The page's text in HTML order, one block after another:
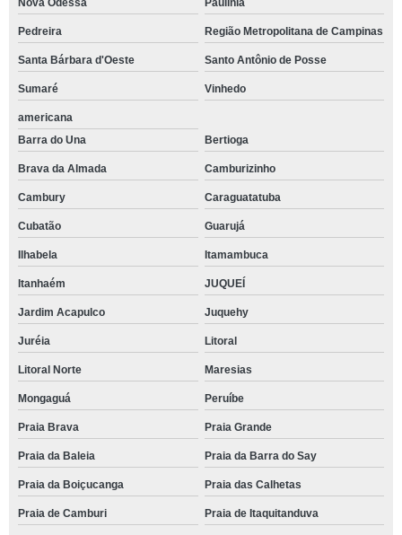
Nova Odessa Paulínia
Pedreira Região Metropolitana de Campinas
Santa Bárbara d'Oeste Santo Antônio de Posse
Sumaré Vinhedo
americana
Barra do Una
Bertioga
Brava da Almada Camburizinho
Cambury Caraguatatuba
Cubatão Guarujá
Ilhabela Itamambuca
Itanhaém JUQUEÍ
Jardim Acapulco Juquehy
Juréia Litoral
Litoral Norte Maresias
Mongaguá Peruíbe
Praia Brava Praia Grande
Praia da Baleia Praia da Barra do Say
Praia da Boiçucanga Praia das Calhetas
Praia de Camburi Praia de Itaquitanduva